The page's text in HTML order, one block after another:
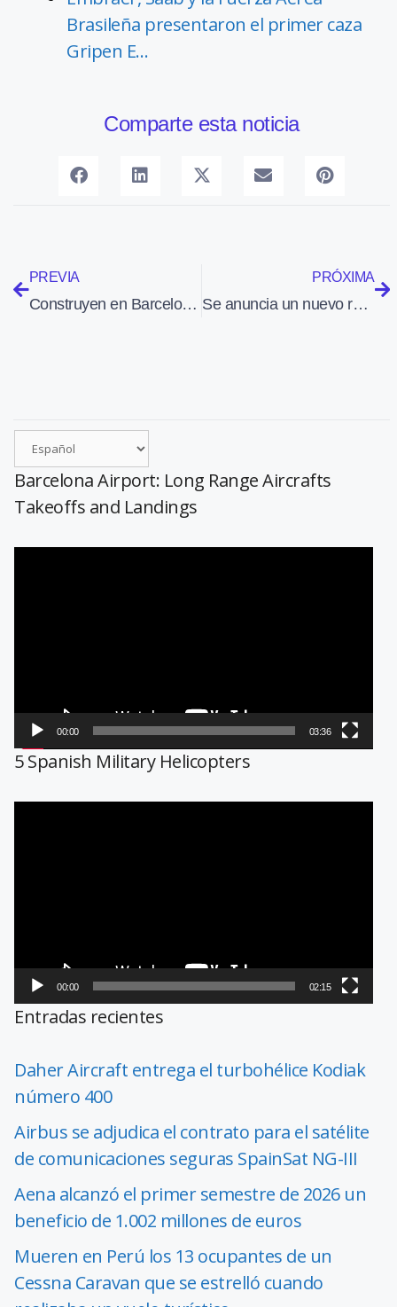
Brasileña presentaron el primer caza
Gripen E…
Comparte esta noticia
PREVIA
Construyen en Barcelona el prototipo de un hidroavión proyectado para apagar incendios
PRÓXIMA
Se anuncia un nuevo retraso en la apertura del nuevo aeropuerto de Berlín
Barcelona Airport: Long Range Aircrafts
Takeoffs and Landings
00:00 03:36
5 Spanish Military Helicopters
00:00 02:15
Entradas recientes
Daher Aircraft entrega el turbohélice Kodiak
número 400
Airbus se adjudica el contrato para el satélite
de comunicaciones seguras SpainSat NG-III
Aena alcanzó el primer semestre de 2026 un
beneficio de 1.002 millones de euros
Mueren en Perú los 13 ocupantes de un
Cessna Caravan que se estrelló cuando